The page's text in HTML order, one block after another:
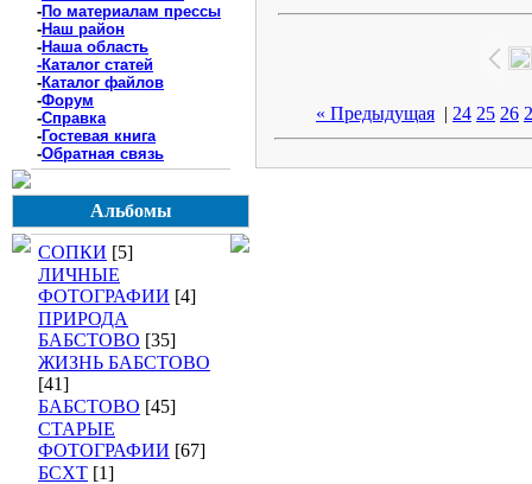
-По материалам прессы
-Наш район
-Наша область
-Каталог статей
-Каталог файлов
-Форум
-Справка
-Гостевая книга
-Обратная связь
Альбомы
СОПКИ [5]
ЛИЧНЫЕ
ФОТОГРАФИИ [4]
ПРИРОДА
БАБСТОВО [35]
ЖИЗНЬ БАБСТОВО
[41]
БАБСТОВО [45]
СТАРЫЕ
ФОТОГРАФИИ [67]
БСХТ [1]
« Предыдущая | 24 25 26